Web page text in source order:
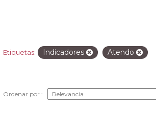
Etiquetas: Indicadores
Atendo
Ordenar por